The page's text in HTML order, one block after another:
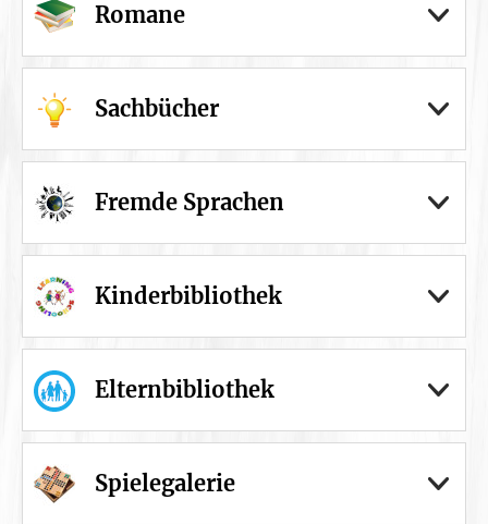
Romane
Sachbücher
Fremde Sprachen
Kinderbibliothek
Elternbibliothek
Spielegalerie